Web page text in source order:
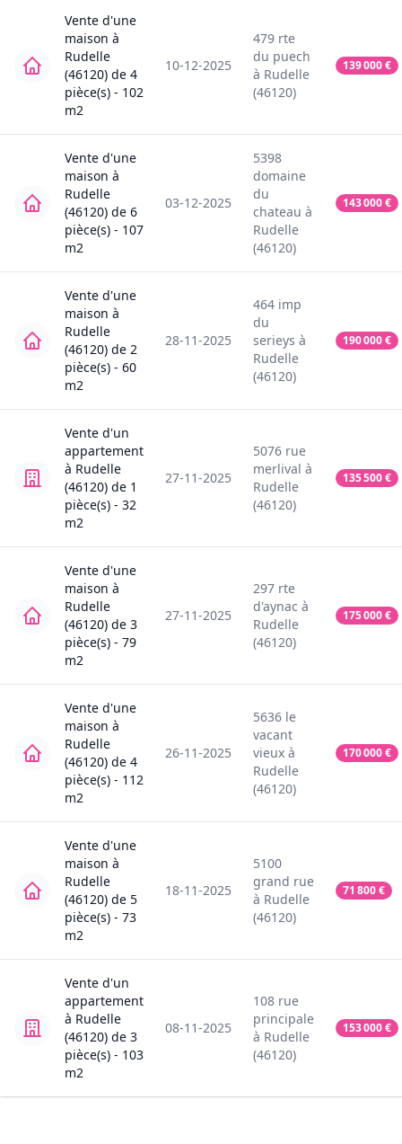
Vente d'une
maison à
Rudelle
(46120) de 4
pièce(s) - 102
m2
10-12-2025
479 rte
du puech
à Rudelle
(46120)
139 000€
Vente d'une
maison à
Rudelle
(46120) de 6
pièce(s) - 107
m2
03-12-2025
5398
domaine
du
chateau à
Rudelle
(46120)
143 000€
Vente d'une
maison à
Rudelle
(46120) de 2
pièce(s) - 60
m2
28-11-2025
464 imp
du
serieys à
Rudelle
(46120)
190 000€
Vente d'un
appartement
à Rudelle
(46120) de 1
pièce(s) - 32
m2
27-11-2025
5076 rue
merlival à
Rudelle
(46120)
135 500€
Vente d'une
maison à
Rudelle
(46120) de 3
pièce(s) - 79
m2
27-11-2025
297 rte
d'aynac à
Rudelle
(46120)
175 000€
Vente d'une
maison à
Rudelle
(46120) de 4
pièce(s) - 112
m2
26-11-2025
5636 le
vacant
vieux à
Rudelle
(46120)
170 000€
Vente d'une
maison à
Rudelle
(46120) de 5
pièce(s) - 73
m2
18-11-2025
5100
grand rue
à Rudelle
(46120)
71 800€
Vente d'un
appartement
à Rudelle
(46120) de 3
pièce(s) - 103
m2
08-11-2025
108 rue
principale
à Rudelle
(46120)
153 000€